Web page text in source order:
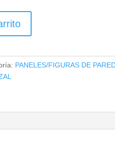
PANELES/FIGURAS DE